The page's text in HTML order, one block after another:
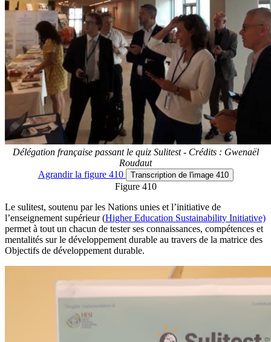
Délégation française passant le quiz Sulitest - Crédits : Gwenaël
Roudaut
Agrandirla figure 410 Transcription de l'image 410
Figure 410
Le sulitest, soutenu par les Nations unies et l’initiative de
l’enseignement supérieur (Higher Education Sustainability Initiative)
permet à tout un chacun de tester ses connaissances, compétences et
mentalités sur le développement durable au travers de la matrice des
Objectifs de développement durable.